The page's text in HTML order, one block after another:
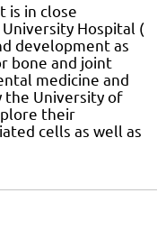
is in close
Hospital (
development as
bone and joint
medicine and
the University of
their
cells as well as